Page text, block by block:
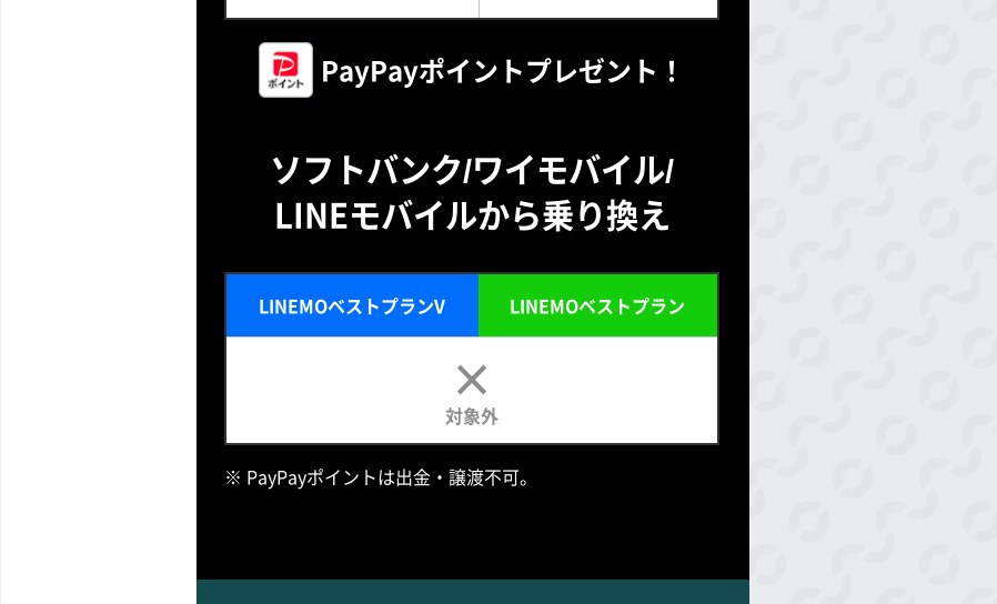
PayPayポイントプレゼント！
ソフトバンク/ワイモバイル/
LINEモバイルから乗り換え
LINEMOベストプランV LINEMOベストプラン
対象外
※ PayPayポイントは出金・譲渡不可。